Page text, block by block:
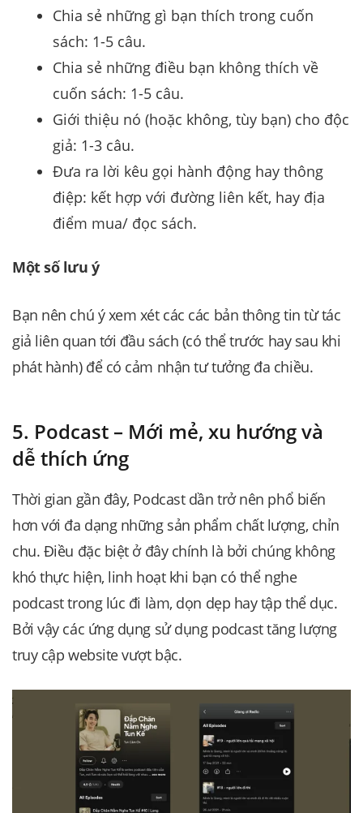
Chia sẻ những gì bạn thích trong cuốn
sách: 1-5 câu.
Chia sẻ những điều bạn không thích về
cuốn sách: 1-5 câu.
Giới thiệu nó (hoặc không, tùy bạn) cho độc
giả: 1-3 câu.
Đưa ra lời kêu gọi hành động hay thông
điệp: kết hợp với đường liên kết, hay địa
điểm mua/ đọc sách.
Một số lưu ý
Bạn nên chú ý xem xét các các bản thông tin từ tác
giả liên quan tới đầu sách (có thể trước hay sau khi
phát hành) để có cảm nhận tư tưởng đa chiều.
5. Podcast – Mới mẻ, xu hướng và
dễ thích ứng
Thời gian gần đây, Podcast dần trở nên phổ biến
hơn với đa dạng những sản phẩm chất lượng, chỉn
chu. Điều đặc biệt ở đây chính là bởi chúng không
khó thực hiện, linh hoạt khi bạn có thể nghe
podcast trong lúc đi làm, dọn dẹp hay tập thể dục.
Bởi vậy các ứng dụng sử dụng podcast tăng lượng
truy cập website vượt bậc.